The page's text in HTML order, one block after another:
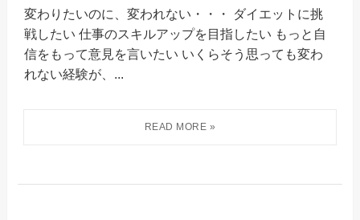
変わりたいのに、変われない・・・ ダイエットに挑
戦したい 仕事のスキルアップを目指したい もっと自
信をもって意見を言いたい いくらそう思っても変わ
れない経験が、...